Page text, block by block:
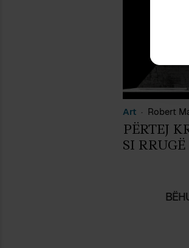
Art Robert
PËRTEJ
SI RRUGË